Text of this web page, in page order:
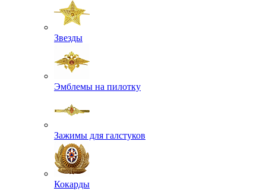
Звезды
Эмблемы на пилотку
Зажимы для галстуков
Кокарды